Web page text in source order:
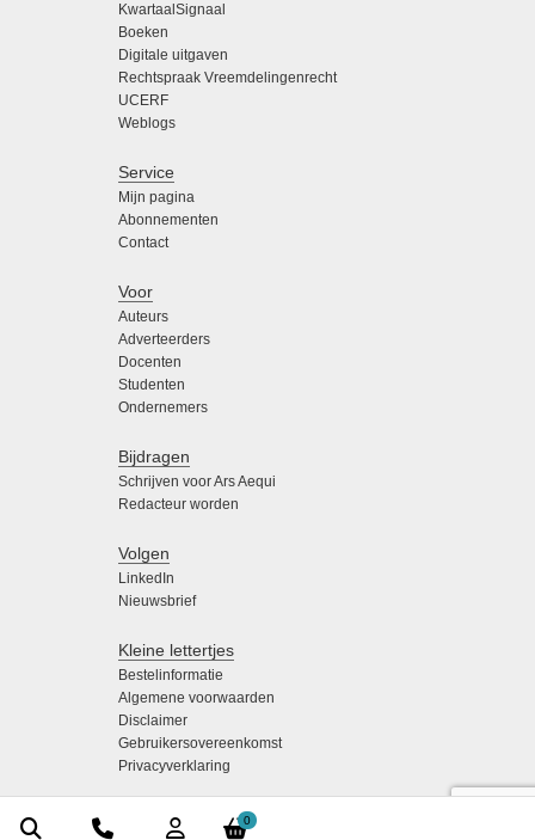
0
KwartaalSignaal
Boeken
Digitale uitgaven
Rechtspraak Vreemdelingenrecht
UCERF
Weblogs
Service
Mijn pagina
Abonnementen
Contact
Voor
Auteurs
Adverteerders
Docenten
Studenten
Ondernemers
Bijdragen
Schrijven voor Ars Aequi
Redacteur worden
Volgen
LinkedIn
Nieuwsbrief
Kleine lettertjes
Bestelinformatie
Algemene voorwaarden
Disclaimer
Gebruikersovereenkomst
Privacyverklaring